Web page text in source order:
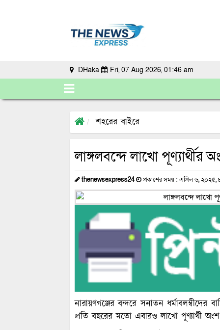
DHaka Fri, 07 Aug 2026, 01:46 am
শহরের বাইরে
লাঙ্গলবন্দে লাখো পূণ্যার্থীর
thenewsexpress24 প্রকাশের সময় : এপ্রিল ৬, ২০২৫,
নারায়ণগঞ্জের বন্দরে সনাতন
প্রতি বছরের মতো এবারও লাখো পূণ্যার্থী